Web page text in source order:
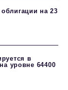
на 23
в
уровне 64400